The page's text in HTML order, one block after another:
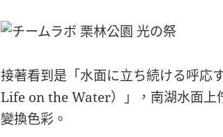
接著看到是「水面に立ち続ける呼
Life on the Water）」，南湖水面上
變換色彩。